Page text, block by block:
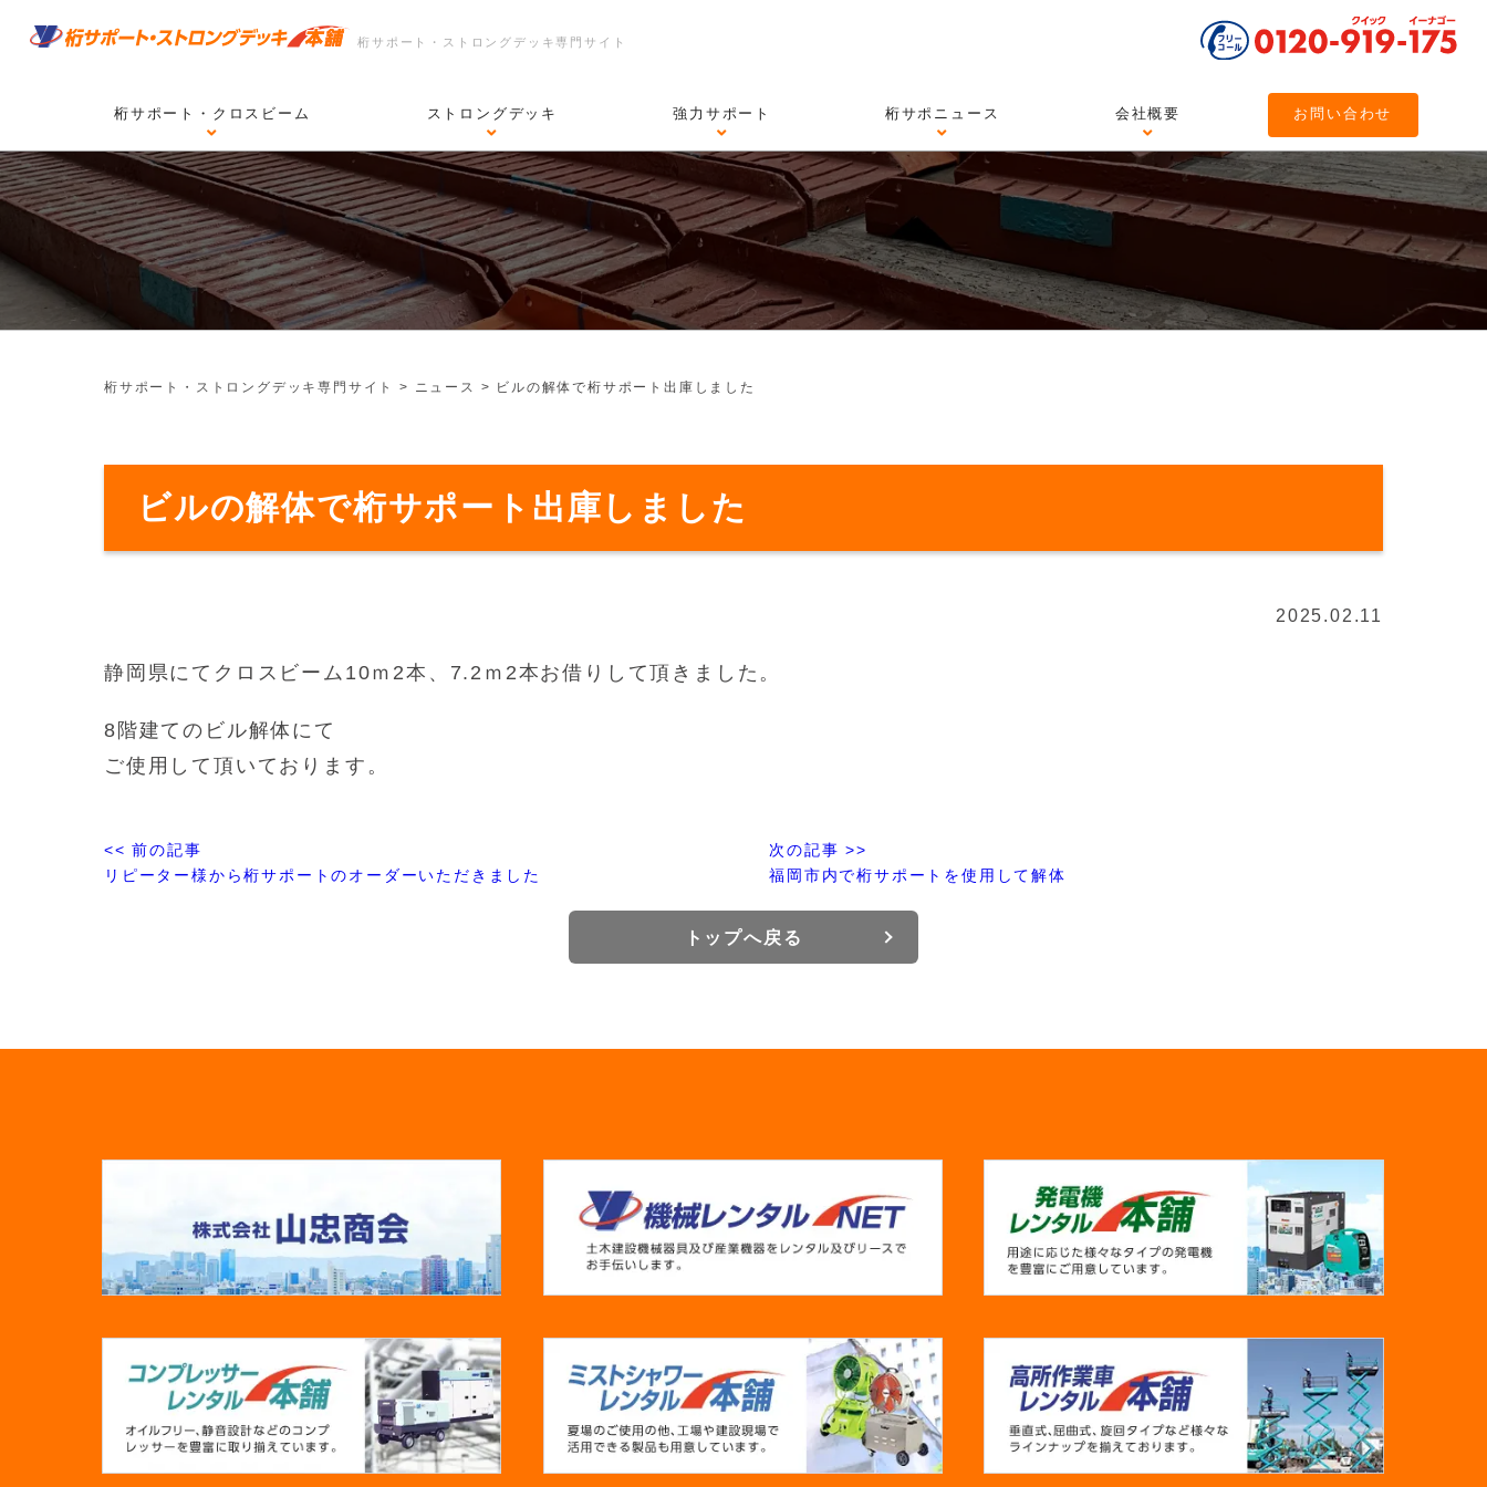
桁サポート・ストロングデッキ専門サイト
桁サポート・クロスビーム ストロングデッキ 強力サポート 桁サポニュース 会社概要 お問い合わせ
桁サポート・ストロングデッキ専門サイト > ニュース > ビルの解体で桁サポート出庫しました
ビルの解体で桁サポート出庫しました
2025.02.11
静岡県にてクロスビーム10ｍ2本、7.2ｍ2本お借りして頂きました。
8階建てのビル解体にて
ご使用して頂いております。
<< 前の記事
リピーター様から桁サポートのオーダーいただきました
次の記事 >>
福岡市内で桁サポートを使用して解体
トップへ戻る